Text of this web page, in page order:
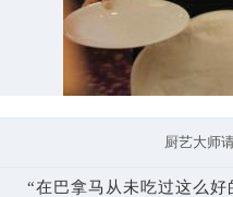
厨艺大师
“在巴拿马从未吃过这么好